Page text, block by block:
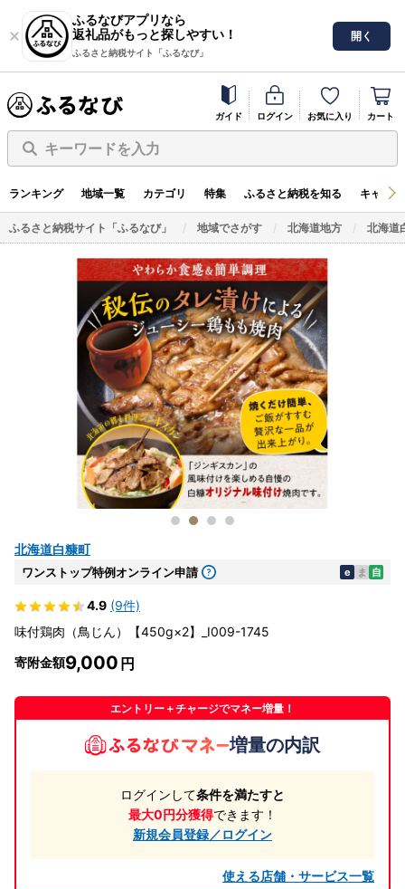
ふるなびアプリなら
返礼品がもっと探しやすい！
ふるさと納税サイト「ふるなび」
開く
ガイド ログイン お気に入り カート
キーワードを入力
ランキング 地域一覧 カテゴリ 特集 ふるさと納税を知る キャン
ふるさと納税サイト「ふるなび」 地域でさがす 北海道地方 北海道
北海道白糠町
ワンストップ特例オンライン申請 e ま 自
4.9 (9件)
味付鶏肉（鳥じん）【450g×2】_I009-1745
寄附金額9,000
エントリー＋チャージでマネー増量！
増量の内訳
ログインして条件を満たすと
最大0円分獲得できます！
新規会員登録／ログイン
使える店舗・サービス一覧